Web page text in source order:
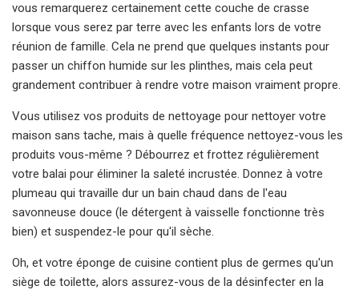
vous remarquerez certainement cette couche de crasse
lorsque vous serez par terre avec les enfants lors de votre
réunion de famille. Cela ne prend que quelques instants pour
passer un chiffon humide sur les plinthes, mais cela peut
grandement contribuer à rendre votre maison vraiment propre.
Vous utilisez vos produits de nettoyage pour nettoyer votre
maison sans tache, mais à quelle fréquence nettoyez-vous les
produits vous-même ? Débourrez et frottez régulièrement
votre balai pour éliminer la saleté incrustée. Donnez à votre
plumeau qui travaille dur un bain chaud dans de l'eau
savonneuse douce (le détergent à vaisselle fonctionne très
bien) et suspendez-le pour qu'il sèche.
Oh, et votre éponge de cuisine contient plus de germes qu'un
siège de toilette, alors assurez-vous de la désinfecter en la